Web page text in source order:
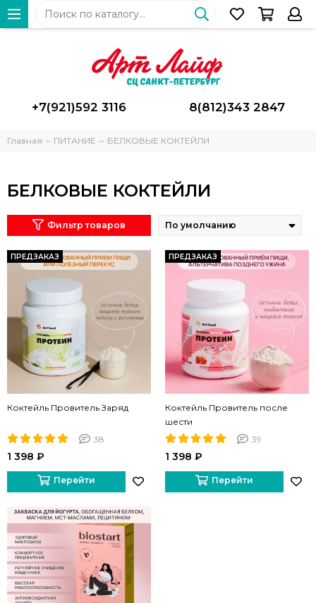
+7(921)592 3116 8(812)343 2847
Главная ПИТАНИЕ БЕЛКОВЫЕ КОКТЕЙЛИ
БЕЛКОВЫЕ КОКТЕЙЛИ
Фильтр товаров
ПРЕДЗАКАЗ
Коктейль Провитель Заряд
38
1 398 ₽
Перейти
ПРЕДЗАКАЗ
Коктейль Провитель после
шести
39
1 398 ₽
Перейти